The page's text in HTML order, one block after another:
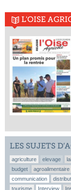
L'OISE
LES SUJETS
agriculture elevage
budget
agroalimentaire
communication
tourisme
Interview